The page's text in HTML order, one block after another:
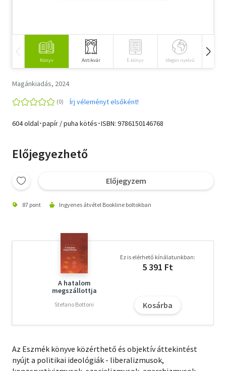
Könyv Antikvár E-könyv Idegen nyelvű
Magánkiadás, 2024
Írj véleményt elsőként!
604 oldal･papír / puha kötés･ISBN: 9786150146768
Előjegyezhető
Előjegyzem
87 pont Ingyenes átvétel Bookline boltokban
A hatalom
megszállottja
Stefano Bottoni
Ez is elérhető kínálatunkban:
5 391 Ft
Kosárba
Az Eszmék könyve közérthető és objektív áttekintést
nyújt a politikai ideológiák - liberalizmusok,